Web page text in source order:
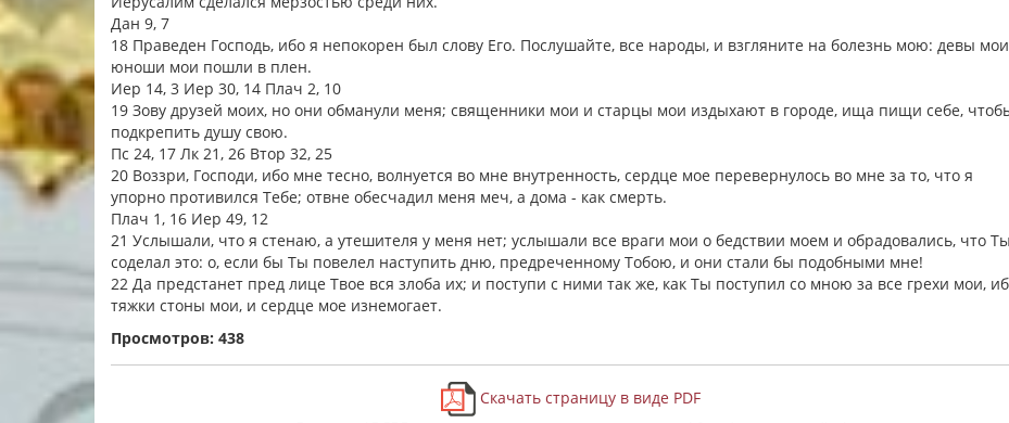
Дан 9, 7
18 Праведен Господь, ибо я непокорен был слову Его. Послушайте, все народы, и взгляните на болезнь мою: девы
юноши мои пошли в плен.
Иер 14, 3 Иер 30, 14 Плач 2, 10
19 Зову друзей моих, но они обманули меня; священники мои и старцы мои издыхают в городе, ища пищи себе,
подкрепить душу свою.
Пс 24, 17 Лк 21, 26 Втор 32, 25
20 Воззри, Господи, ибо мне тесно, волнуется во мне внутренность, сердце мое перевернулось во мне за то, что я
упорно противился Тебе; отвне обесчадил меня меч, а дома - как смерть.
Плач 1, 16 Иер 49, 12
21 Услышали, что я стенаю, а утешителя у меня нет; услышали все враги мои о бедствии моем и обрадовались, что Ты
соделал это: о, если бы Ты повелел наступить дню, предреченному Тобою, и они стали бы подобными мне!
22 Да предстанет пред лице Твое вся злоба их; и поступи с ними так же, как Ты поступил со мною за все грехи мои,
тяжки стоны мои, и сердце мое изнемогает.
Просмотров: 438
Скачать страницу в виде PDF